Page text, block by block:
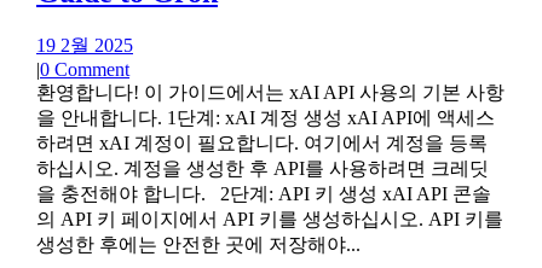
19 2월 2025
|0 Comment
환영합니다! 이 가이드에서는 xAI API 사용의 기본 사항
을 안내합니다. 1단계: xAI 계정 생성 xAI API에 액세스
하려면 xAI 계정이 필요합니다. 여기에서 계정을 등록
하십시오. 계정을 생성한 후 API를 사용하려면 크레딧
을 충전해야 합니다. 2단계: API 키 생성 xAI API 콘솔
의 API 키 페이지에서 API 키를 생성하십시오. API 키를
생성한 후에는 안전한 곳에 저장해야...